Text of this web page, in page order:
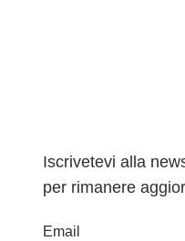
Iscrivetevi alla
per rimanere
Email